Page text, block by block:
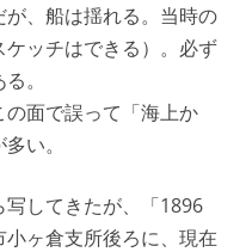
、船は揺れる。当時の
ッチはできる）。必ず
。
面で誤って「海上か
い。
してきたが、「1896
ヶ倉支所後ろに、現在